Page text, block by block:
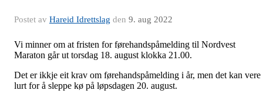
Postet av Hareid Idrettslag den 9. aug 2022
Vi minner om at fristen for førehandspåmelding til Nordvest
Maraton går ut torsdag 18. august klokka 21.00.
Det er ikkje eit krav om førehandspåmelding i år, men det kan vere
lurt for å sleppe kø på løpsdagen 20. august.